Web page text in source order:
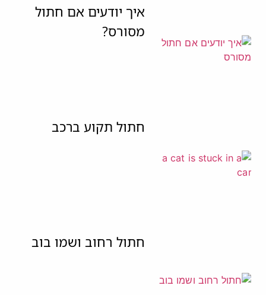
איך יודעים אם חתול
מסורס?
חתול תקוע ברכב
חתול רחוב ושמו בוב